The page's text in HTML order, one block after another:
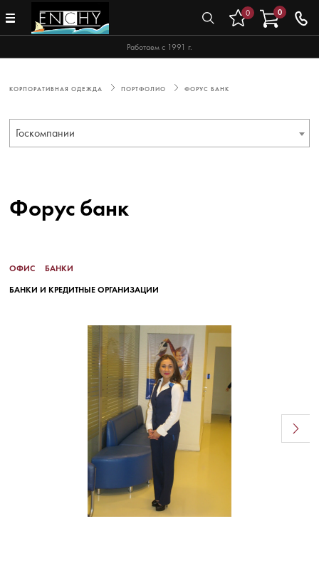
Работаем с 1991 г.
0 0
КОРПОРАТИВНАЯ ОДЕЖДА ПОРТФОЛИО ФОРУС БАНК
Госкомпании
Форус банк
ОФИС
БАНКИ
БАНКИ И КРЕДИТНЫЕ ОРГАНИЗАЦИИ